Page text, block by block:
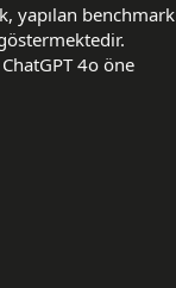
yapılan benchmark
4o öne